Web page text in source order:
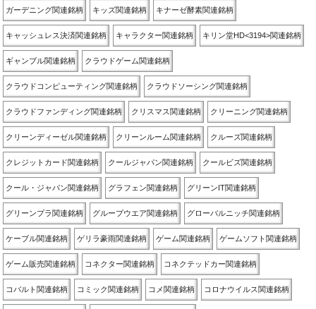
ガーデニング関連銘柄 キッズ関連銘柄 キナーゼ酵素関連銘柄
キャッシュレス決済関連銘柄 キャラクター関連銘柄 キリン堂HD<3194>関連銘柄
ギャンブル関連銘柄 クラウドゲーム関連銘柄
クラウドコンピューティング関連銘柄 クラウドソーシング関連銘柄
クラウドファンディング関連銘柄 クリスマス関連銘柄 クリーニング関連銘柄
クリーンディーゼル関連銘柄 クリーンルーム関連銘柄 クルーズ関連銘柄
クレジットカード関連銘柄 クールジャパン関連銘柄 クールビズ関連銘柄
クール・ジャパン関連銘柄 グラフェン関連銘柄 グリーンIT関連銘柄
グリーンプラ関連銘柄 グループウエア関連銘柄 グローバルニッチ関連銘柄
ケーブル関連銘柄 ゲリラ豪雨関連銘柄 ゲーム関連銘柄 ゲームソフト関連銘柄
ゲーム販売関連銘柄 コネクター関連銘柄 コネクテッドカー関連銘柄
コバルト関連銘柄 コミック関連銘柄 コメ関連銘柄 コロナウイルス関連銘柄